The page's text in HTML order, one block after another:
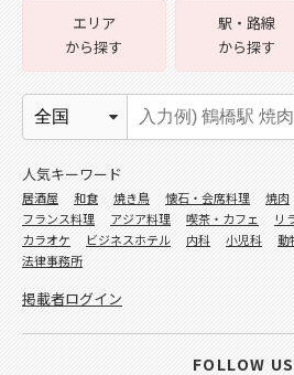
エリア
から探す
駅・路線
から探す
人気キーワード
居酒屋 和食 焼き鳥 懐石・会席料理 焼肉
フランス料理
アジア料理 喫茶・カフェ リ
カラオケ
ビジネスホテル 内科 小児科 動
法律事務所
掲載者ログイン
FOLLOW